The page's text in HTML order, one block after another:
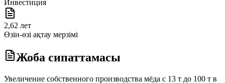
Инвестиция
2,62 лет
Өзін-өзі ақтау мерзімі
Жоба сипаттамасы
Увеличение собственного производства мёда с 13 т до 100 т в